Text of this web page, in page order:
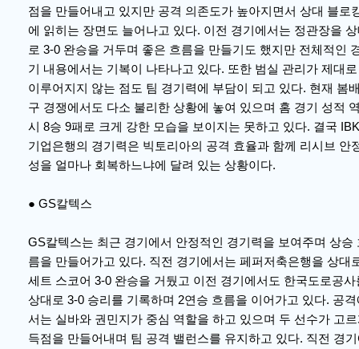
점을 만들어내고 있지만 공격 의존도가 높아지면서 상대 블로
에 읽히는 장면도 늘어나고 있다. 이전 경기에서는 정관장을
로 3-0 완승을 거두며 좋은 흐름을 만들기도 했지만 전체적인
기 내용에서는 기복이 나타나고 있다. 또한 범실 관리가 제대로
이루어지지 않는 점도 팀 경기력에 부담이 되고 있다. 현재 봄
구 경쟁에서도 다소 불리한 상황에 놓여 있으며 홈 경기 성적
시 8승 9패로 크게 강한 모습을 보이지는 못하고 있다. 결국 IBK
기업은행의 경기력은 빅토리아의 공격 효율과 함께 리시브 안
성을 얼마나 회복하느냐에 달려 있는 상황이다.
● GS칼텍스
GS칼텍스는 최근 경기에서 안정적인 경기력을 보여주며 상승
름을 만들어가고 있다. 직전 경기에서는 페퍼저축은행을 상대
세트 스코어 3-0 완승을 거뒀고 이전 경기에서도 한국도로공사
상대로 3-0 승리를 기록하며 2연승 흐름을 이어가고 있다. 공격
서는 실바와 권민지가 중심 역할을 하고 있으며 두 선수가 고
득점을 만들어내며 팀 공격 밸런스를 유지하고 있다. 직전 경